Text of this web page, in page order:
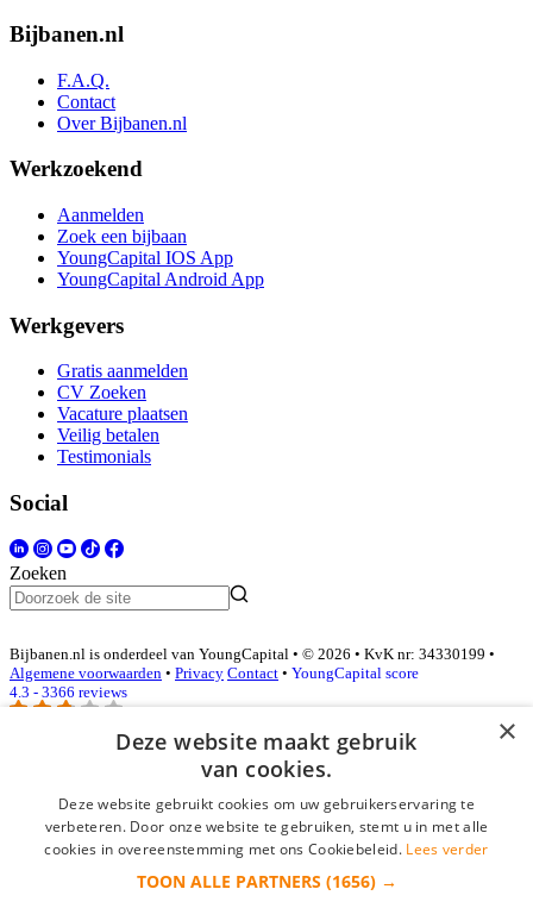
Bijbanen.nl
F.A.Q.
Contact
Over Bijbanen.nl
Werkzoekend
Aanmelden
Zoek een bijbaan
YoungCapital IOS App
YoungCapital Android App
Werkgevers
Gratis aanmelden
CV Zoeken
Vacature plaatsen
Veilig betalen
Testimonials
Social
Zoeken
Bijbanen.nl is onderdeel van YoungCapital • © 2026 • KvK nr: 34330199 •
Algemene voorwaarden • Privacy Contact • YoungCapital score
4.3 - 3366 reviews
E-mail*
×
Deze website maakt gebruik
van cookies.
Deze website gebruikt cookies om uw gebruikerservaring te
verbeteren. Door onze website te gebruiken, stemt u in met alle
cookies in overeenstemming met ons Cookiebeleid. Lees verder
TOON ALLE PARTNERS (1656) →